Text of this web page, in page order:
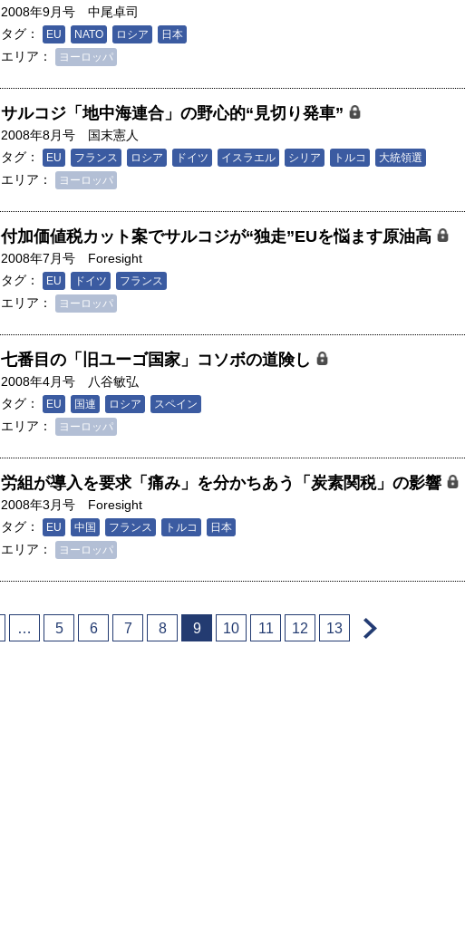
2008年9月号
中尾卓司
タグ：
EU NATO ロシア 日本
エリア： ヨーロッパ
サルコジ「地中海連合」の野心的“見切り発車”
2008年8月号
国末憲人
タグ：
EU フランス ロシア ドイツ イスラエル シリア トルコ 大統領選
エリア： ヨーロッパ
付加価値税カット案でサルコジが“独走”EUを悩ます原油高
2008年7月号
Foresight
タグ：
EU ドイツ フランス
エリア： ヨーロッパ
七番目の「旧ユーゴ国家」コソボの道険し
2008年4月号
八谷敏弘
タグ：
EU 国連 ロシア スペイン
エリア： ヨーロッパ
労組が導入を要求「痛み」を分かちあう「炭素関税」の影響
2008年3月号
Foresight
タグ：
EU 中国 フランス トルコ 日本
エリア： ヨーロッパ
… 5 6 7 8 9 10 11 12 13